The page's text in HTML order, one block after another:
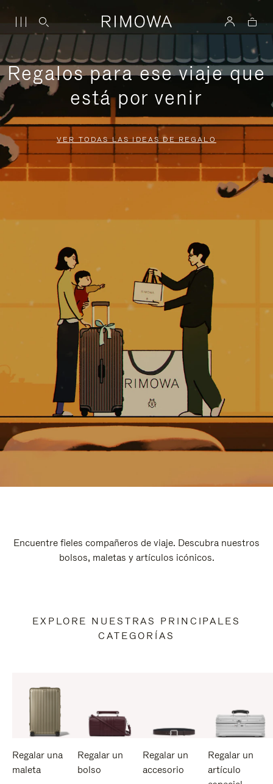
Regalos para ese viaje que
está por venir
VER TODAS LAS IDEAS DE REGALO
Encuentre fieles compañeros de viaje. Descubra nuestros
bolsos, maletas y artículos icónicos.
EXPLORE NUESTRAS PRINCIPALES
CATEGORÍAS
Regalar una
maleta
Regalar un
bolso
Regalar un
accesorio
Regalar un
artículo